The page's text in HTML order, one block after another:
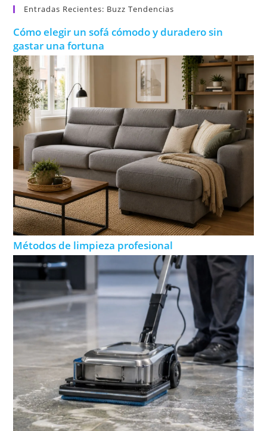
Entradas Recientes: Buzz Tendencias
Cómo elegir un sofá cómodo y duradero sin
gastar una fortuna
Métodos de limpieza profesional